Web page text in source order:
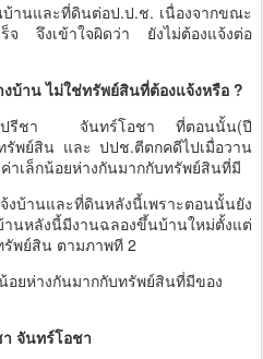
านและที่ดินต่อป.ป.ช. เนื่องจากขณะ
ร็จ จึงเข้าใจผิดว่า ยังไม่ต้องแจ้งต่อ
บ้าน ไม่ใช่ทรัพย์สินที่ต้องแจ้งหรือ ?
.อ.ปรีชา จันทร์โอชา ที่ตอนนั้น(ปี
รัพย์สิน และ ปปช.ตีตกคดีไปเมื่อวาน
าเล็กน้อยห่างกันมากกับทรัพย์สินที่มี
านและที่ดินหลังนี้เพราะตอนนั้นยัง
นหลังนี้มีงานฉลองขึ้นบ้านใหม่ตั้งแต่
รัพย์สิน ตามภาพที 2
ยห่างกันมากกับทรัพย์สินที่มีของ
จันทร์โอชา